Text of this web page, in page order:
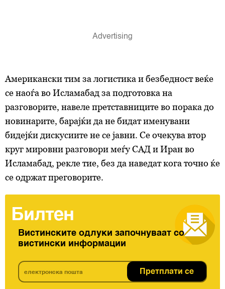
Американски тим за логистика и безбедност веќе
се наоѓа во Исламабад за подготовка на
разговорите, навеле претставниците во порака до
новинарите, барајќи да не бидат именувани
бидејќи дискусиите не се јавни. Се очекува втор
круг мировни разговори меѓу САД и Иран во
Исламабад, рекле тие, без да наведат кога точно ќе
се одржат преговорите.
Билтен
Вистинските одлуки започнуваат со
вистински информации
Претплати се